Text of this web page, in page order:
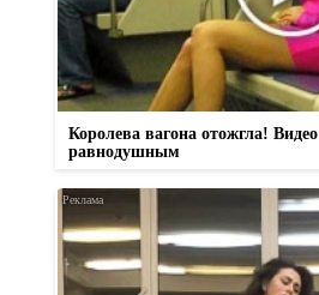
Королева вагона отожгла!
равнодушным